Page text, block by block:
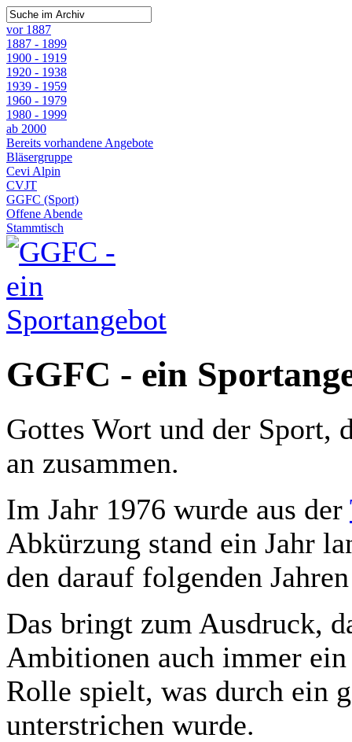
vor 1887
1887 - 1899
1900 - 1919
1920 - 1938
1939 - 1959
1960 - 1979
1980 - 1999
ab 2000
Bereits vorhandene Angebote
Bläsergruppe
Cevi Alpin
CVJT
GGFC (Sport)
Offene Abende
Stammtisch
GGFC - ein
Gottes Wort und der Sport,
an zusammen.
Im Jahr 1976 wurde aus der
Abkürzung stand ein Jahr
den darauf folgenden
Das bringt zum Ausdruck,
Ambitionen auch immer
Rolle spielt, was durch ein
unterstrichen wurde.